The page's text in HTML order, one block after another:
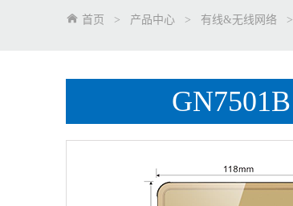
首页 > 产品中心 > 有线&无线网络 >
GN7501B